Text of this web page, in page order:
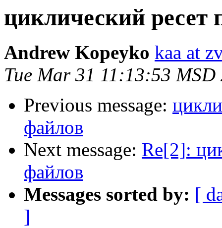
циклический ресет
Andrew Kopeyko kaa at
Tue Mar 31 11:13:53 MSD
Previous message:
файлов
Next message: Re[2]:
файлов
Messages sorted by: [
]